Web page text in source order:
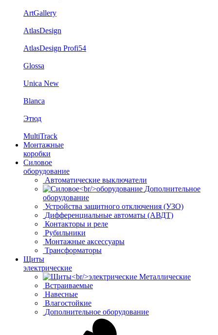
ArtGallery
AtlasDesign
AtlasDesign Profi54
Glossa
Unica New
Blanca
Этюд
MultiTrack
Монтажные
коробки
Силовое
оборудование
Автоматические выключатели
Дополнительное
оборудование
Устройства защитного отключения (УЗО)
Дифференциальные автоматы (АВДТ)
Контакторы и реле
Рубильники
Монтажные аксессуары
Трансформаторы
Щиты
электрические
Металлические
Встраиваемые
Навесные
Влагостойкие
Дополнительное оборудование